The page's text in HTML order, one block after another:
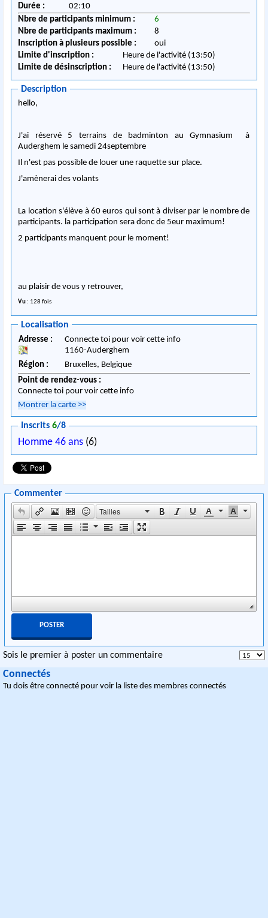
Durée :
02:10
Nbre de participants minimum :
6
Nbre de participants maximum :
8
Inscription à plusieurs possible :
oui
Limite d'inscription :
Heure de l'activité (13:50)
Limite de désinscription :
Heure de l'activité (13:50)
Description
hello,
J'ai réservé 5 terrains de badminton au Gymnasium à
Auderghem le samedi 24septembre
Il n'est pas possible de louer une raquette sur place.
J'amènerai des volants
La location s'élève à 60 euros qui sont à diviser par le nombre de
participants. la participation sera donc de 5eur maximum!
2 participants manquent pour le moment!
au plaisir de vous y retrouver,
Vu : 128 fois
Localisation
Adresse :
Connecte toi pour voir cette info
1160-Auderghem
Région :
Bruxelles, Belgique
Point de rendez-vous :
Connecte toi pour voir cette info
Montrer la carte >>
Inscrits6/8
Homme 46 ans (6)
Commenter
Tailles
Sois le premier à poster un commentaire
Connectés
Tu dois être connecté pour voir la liste des membres connectés